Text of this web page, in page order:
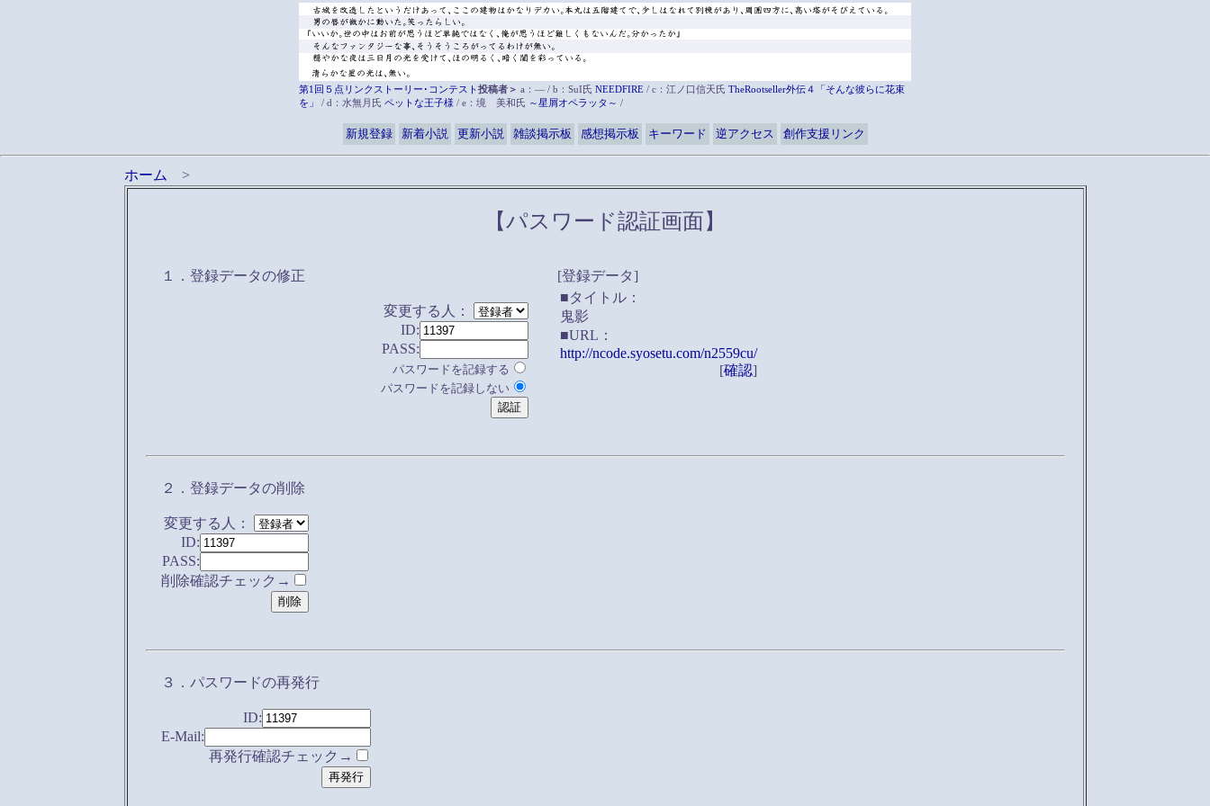
第1回５点リンクストーリー･コンテスト投稿者＞ a：― / b：SuI氏 NEEDFIRE / c：江ノ口信天氏 TheRootseller外伝４「そんな彼らに花束
を」
/ d：水無月氏 ペットな王子様 / e：境 美和氏 ～星屑オペラッタ～ /
新規登録 新着小説 更新小説 雑談掲示板 感想掲示板 キーワード 逆アクセス 創作支援リンク
ホーム >
【パスワード認証画面】
１．登録データの修正
変更する人：
ID:
PASS:
パスワードを記録する
パスワードを記録しない
[登録データ]
■タイトル：
鬼影
■URL：
http://ncode.syosetu.com/n2559cu/
[確認]
２．登録データの削除
変更する人：
ID:
PASS:
削除確認チェック→
３．パスワードの再発行
ID:
E-Mail:
再発行確認チェック→